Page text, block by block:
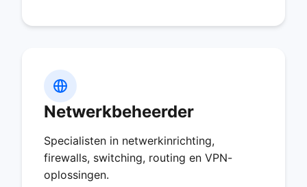
Netwerkbeheerder
Specialisten in netwerkinrichting,
firewalls, switching, routing en VPN-
oplossingen.